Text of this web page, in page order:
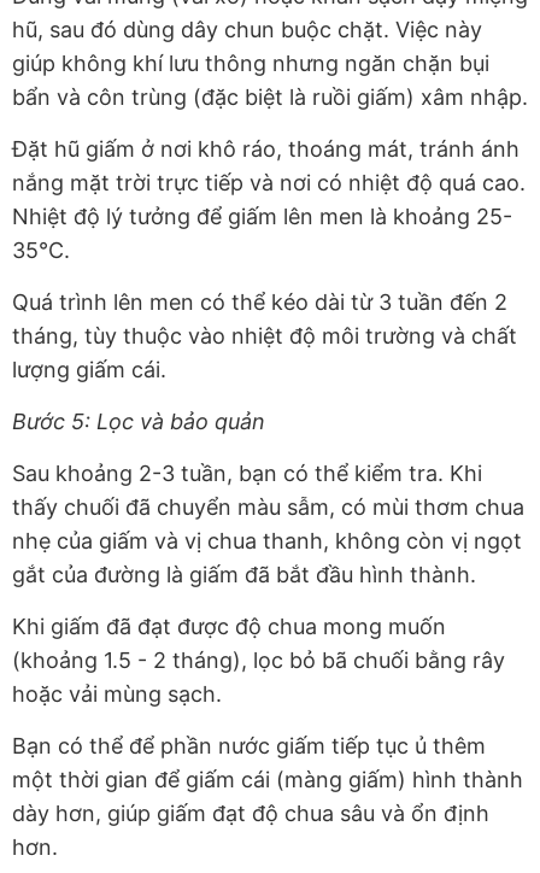
hũ, sau đó dùng dây chun buộc chặt. Việc này
giúp không khí lưu thông nhưng ngăn chặn bụi
bẩn và côn trùng (đặc biệt là ruồi giấm) xâm nhập.
Đặt hũ giấm ở nơi khô ráo, thoáng mát, tránh ánh
nắng mặt trời trực tiếp và nơi có nhiệt độ quá cao.
Nhiệt độ lý tưởng để giấm lên men là khoảng 25-
35°C.
Quá trình lên men có thể kéo dài từ 3 tuần đến 2
tháng, tùy thuộc vào nhiệt độ môi trường và chất
lượng giấm cái.
Bước 5: Lọc và bảo quản
Sau khoảng 2-3 tuần, bạn có thể kiểm tra. Khi
thấy chuối đã chuyển màu sẫm, có mùi thơm chua
nhẹ của giấm và vị chua thanh, không còn vị ngọt
gắt của đường là giấm đã bắt đầu hình thành.
Khi giấm đã đạt được độ chua mong muốn
(khoảng 1.5 - 2 tháng), lọc bỏ bã chuối bằng rây
hoặc vải mùng sạch.
Bạn có thể để phần nước giấm tiếp tục ủ thêm
một thời gian để giấm cái (màng giấm) hình thành
dày hơn, giúp giấm đạt độ chua sâu và ổn định
hơn.